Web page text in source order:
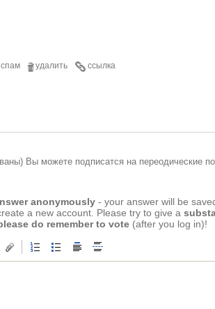
ссылка
удалить
спам
Вы можете подписатся на переодические
anonymously - your answer will be
a new account. Please try to give a
do remember to vote (after you log in)!